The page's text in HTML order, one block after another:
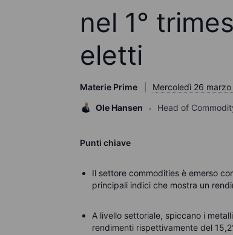
nel 1°
eletti
Materie Prime Mercoledì 26
Ole Hansen
Head of
Punti chiave
Il settore commodities è emerso
principali indici che mostra un
A livello settoriale, spiccano i
rendimenti rispettivamente del